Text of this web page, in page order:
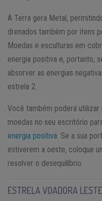
A Terra gera Metal,
drenados também por itens
Moedas e esculturas em
energia positiva e, portanto,
absorver as energias
estrela 2.
Você também poderá
moedas no seu escritório
energia positiva . Se a sua
estiverem a oeste, coloque
resolver o desequilíbrio.
ESTRELA VOADORA LESTE